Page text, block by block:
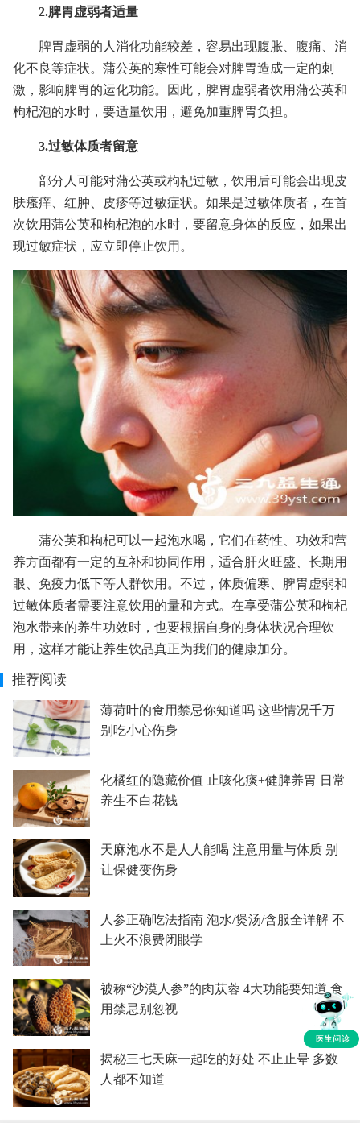
2.脾胃虚弱者适量
脾胃虚弱的人消化功能较差，容易出现腹胀、腹痛、消
化不良等症状。蒲公英的寒性可能会对脾胃造成一定的刺
激，影响脾胃的运化功能。因此，脾胃虚弱者饮用蒲公英和
枸杞泡的水时，要适量饮用，避免加重脾胃负担。
3.过敏体质者留意
部分人可能对蒲公英或枸杞过敏，饮用后可能会出现皮
肤瘙痒、红肿、皮疹等过敏症状。如果是过敏体质者，在首
次饮用蒲公英和枸杞泡的水时，要留意身体的反应，如果出
现过敏症状，应立即停止饮用。
蒲公英和枸杞可以一起泡水喝，它们在药性、功效和营
养方面都有一定的互补和协同作用，适合肝火旺盛、长期用
眼、免疫力低下等人群饮用。不过，体质偏寒、脾胃虚弱和
过敏体质者需要注意饮用的量和方式。在享受蒲公英和枸杞
泡水带来的养生功效时，也要根据自身的身体状况合理饮
用，这样才能让养生饮品真正为我们的健康加分。
推荐阅读
薄荷叶的食用禁忌你知道吗 这些情况千万
别吃小心伤身
化橘红的隐藏价值 止咳化痰+健脾养胃 日常
养生不白花钱
天麻泡水不是人人能喝 注意用量与体质 别
让保健变伤身
人参正确吃法指南 泡水/煲汤/含服全详解 不
上火不浪费闭眼学
被称“沙漠人参”的肉苁蓉 4大功能要知道 食
用禁忌别忽视
揭秘三七天麻一起吃的好处 不止止晕 多数
人都不知道